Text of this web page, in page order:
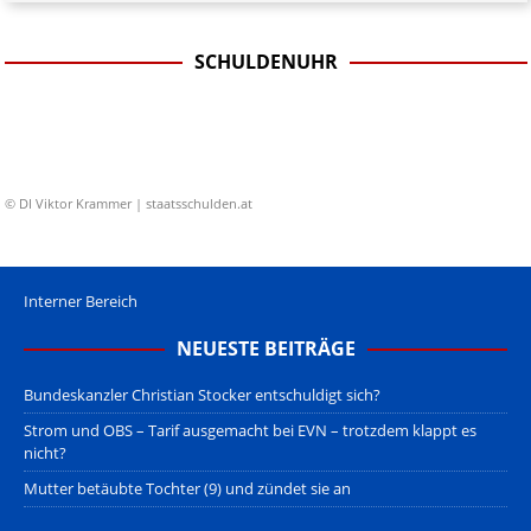
SCHULDENUHR
© DI Viktor Krammer | staatsschulden.at
Interner Bereich
NEUESTE BEITRÄGE
Bundeskanzler Christian Stocker entschuldigt sich?
Strom und OBS – Tarif ausgemacht bei EVN – trotzdem klappt es
nicht?
Mutter betäubte Tochter (9) und zündet sie an